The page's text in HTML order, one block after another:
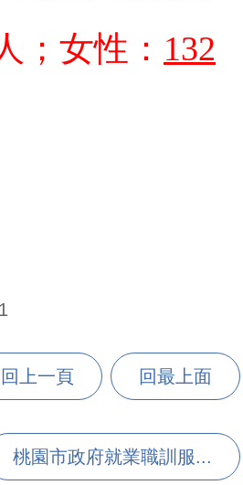
；女性： 132
回上一頁 回最上面
桃園市政府就業職訓服...